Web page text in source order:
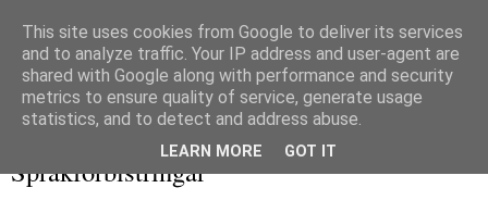
Språkförbistringar
This site uses cookies from Google to deliver its services
and to analyze traffic. Your IP address and user-agent are
shared with Google along with performance and security
metrics to ensure quality of service, generate usage
statistics, and to detect and address abuse.
LEARN MORE GOT IT